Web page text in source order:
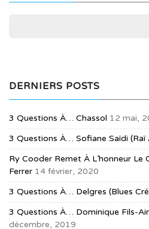
DERNIERS POSTS
3 Questions À… Chassol 12 mai,
3 Questions À… Sofiane Saïdi (raï
Ry Cooder Remet À L’honneur Le
Ferrer 14 février, 2020
3 Questions À… Delgres (blues
3 Questions À… Dominique Fils-
décembre, 2019